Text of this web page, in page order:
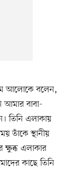
আলোকে বলেন,
আমার বাবা-
তিনি এলাকায়
তাঁকে স্থানীয়
এলাকার
কাছে তিনি